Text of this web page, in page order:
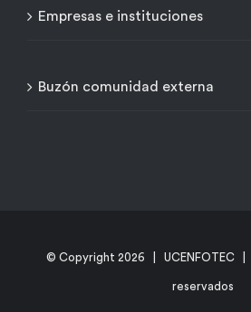
Empresas e instituciones
Buzón comunidad externa
© Copyright 2026 | UCENFOTEC |
reservados